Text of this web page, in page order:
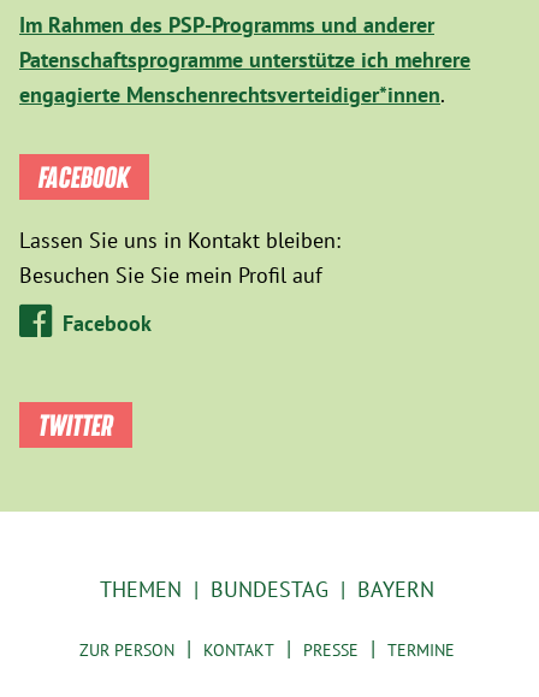
Im Rahmen des PSP-Programms und anderer
Patenschaftsprogramme unterstütze ich mehrere
engagierte Menschenrechtsverteidiger*innen.
FACEBOOK
Lassen Sie uns in Kontakt bleiben:
Besuchen Sie Sie mein Profil auf
Facebook
TWITTER
THEMEN BUNDESTAG BAYERN
ZUR PERSON KONTAKT PRESSE TERMINE